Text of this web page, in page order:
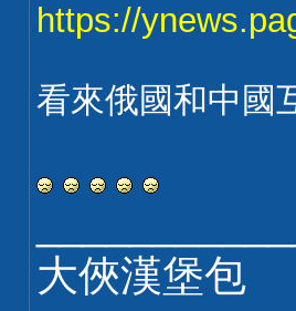
https://
看來俄國和中國
大俠漢堡包